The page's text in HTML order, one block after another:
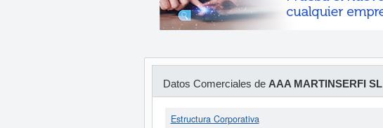
Datos Comerciales de AAA MARTINSERFI SL
Estructura Corporativa